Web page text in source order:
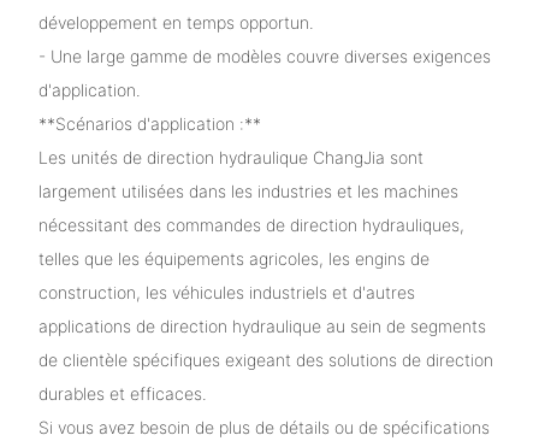
développement en temps opportun.
- Une large gamme de modèles couvre diverses exigences
d'application.
**Scénarios d'application :**
Les unités de direction hydraulique ChangJia sont
largement utilisées dans les industries et les machines
nécessitant des commandes de direction hydrauliques,
telles que les équipements agricoles, les engins de
construction, les véhicules industriels et d'autres
applications de direction hydraulique au sein de segments
de clientèle spécifiques exigeant des solutions de direction
durables et efficaces.
Si vous avez besoin de plus de détails ou de spécifications